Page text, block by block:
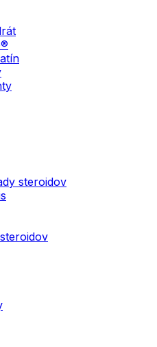
steroidov